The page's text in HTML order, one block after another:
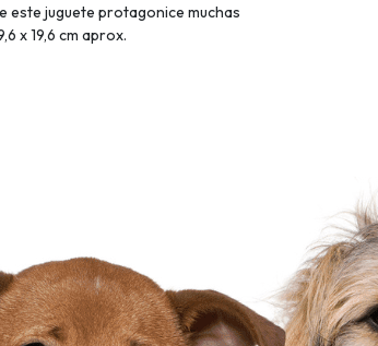
este juguete protagonice muchas
x 19,6 cm aprox.